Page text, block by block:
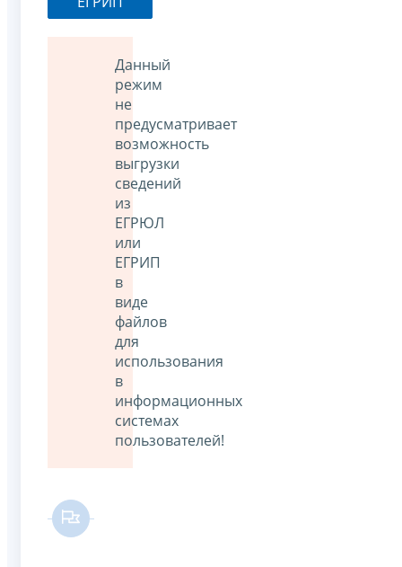
Данный
режим
не
предусматривает
возможность
выгрузки
сведений
из
ЕГРЮЛ
или
ЕГРИП
в
виде
файлов
для
использования
в
информационных
системах
пользователей!